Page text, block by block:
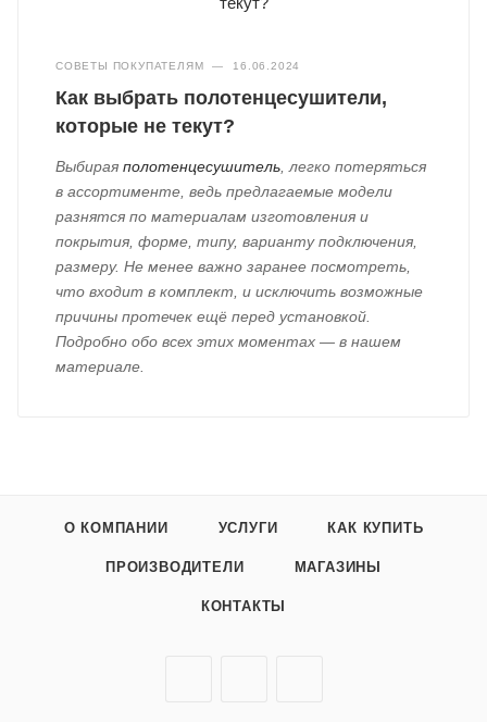
СОВЕТЫ ПОКУПАТЕЛЯМ — 16.06.2024
Как выбрать полотенцесушители,
которые не текут?
Выбираяполотенцесушитель , легко потеряться
в ассортименте, ведь предлагаемые модели
разнятся по материалам изготовления и
покрытия, форме, типу, варианту подключения,
размеру. Не менее важно заранее посмотреть,
что входит в комплект, и исключить возможные
причины протечек ещё перед установкой.
Подробно обо всех этих моментах — в нашем
материале.
О КОМПАНИИ УСЛУГИ КАК КУПИТЬ
ПРОИЗВОДИТЕЛИ МАГАЗИНЫ
КОНТАКТЫ